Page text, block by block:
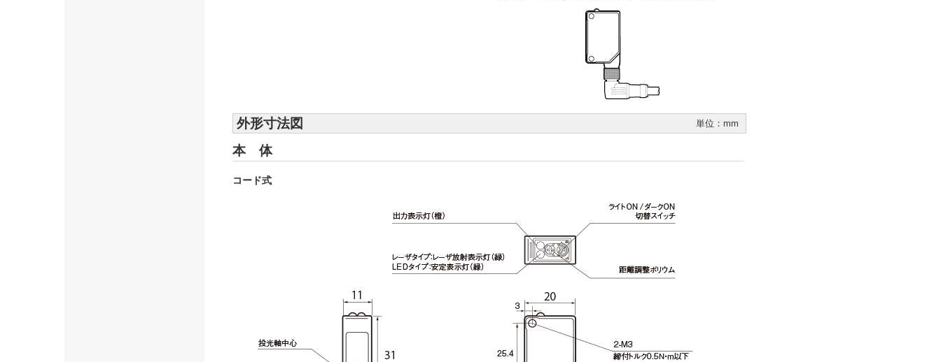
外形寸法図 単位：mm
本 体
コード式